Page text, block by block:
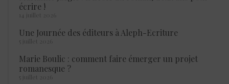
écrire !
14 juillet 2026
Une Journée des éditeurs à Aleph-Ecriture
5 juillet 2026
Marie Boulic : comment faire émerger un projet
romanesque ?
5 juillet 2026